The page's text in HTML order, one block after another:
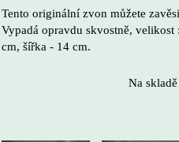
Tento originální zvon můžete
Vypadá opravdu skvostně, velikost
cm, šířka - 14 cm.
Na